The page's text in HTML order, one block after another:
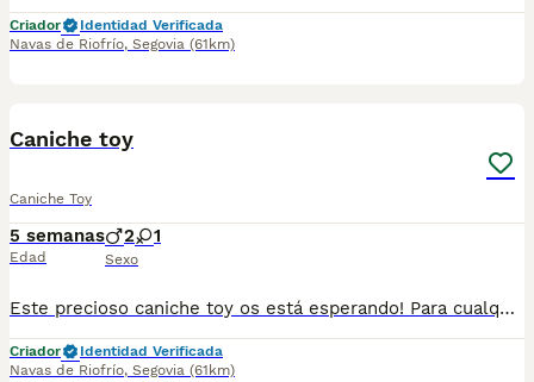
Criador
Identidad Verificada
Navas de Riofrío, Segovia (61km)
Caniche toy
Caniche Toy
5 semanas
Edad
2 1
Sexo
Este precioso caniche toy os está esperando! Para cualquier información pueden contactar en el 632 109 444.
Criador
Identidad Verificada
Navas de Riofrío, Segovia (61km)